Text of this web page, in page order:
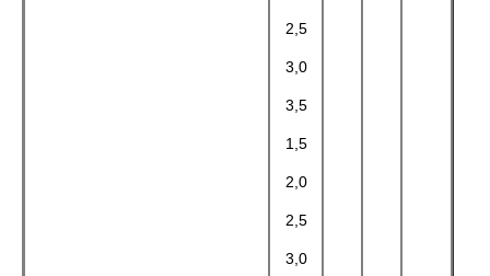
2,5
3,0
3,5
1,5
2,0
2,5
3,0